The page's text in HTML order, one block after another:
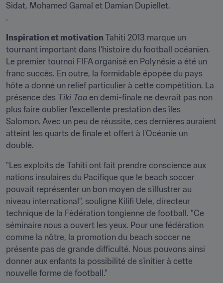
Sidat, Mohamed Gamal et Damian Dupiellet.
.
Inspiration et motivation Tahiti 2013 marque un
tournant important dans l'histoire du football océanien.
Le premier tournoi FIFA organisé en Polynésie a été un
franc succès. En outre, la formidable épopée du pays
hôte a donné un relief particulier à cette compétition. La
présence des Tiki Toa en demi-finale ne devrait pas non
plus faire oublier l'excellente prestation des îles
Salomon. Avec un peu de réussite, ces dernières auraient
atteint les quarts de finale et offert à l'Océanie un
doublé.
"Les exploits de Tahiti ont fait prendre conscience aux
nations insulaires du Pacifique que le beach soccer
pouvait représenter un bon moyen de s'illustrer au
niveau international", souligne Kilifi Uele, directeur
technique de la Fédération tongienne de football. "Ce
séminaire nous a ouvert les yeux. Pour une fédération
comme la nôtre, la promotion du beach soccer ne
présente pas de grande difficulté. Nous pouvons ainsi
donner aux enfants la possibilité de s'initier à cette
nouvelle forme de football."